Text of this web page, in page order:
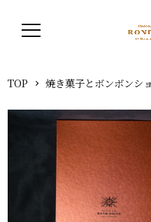
TOP 焼き菓子とボンボンシ